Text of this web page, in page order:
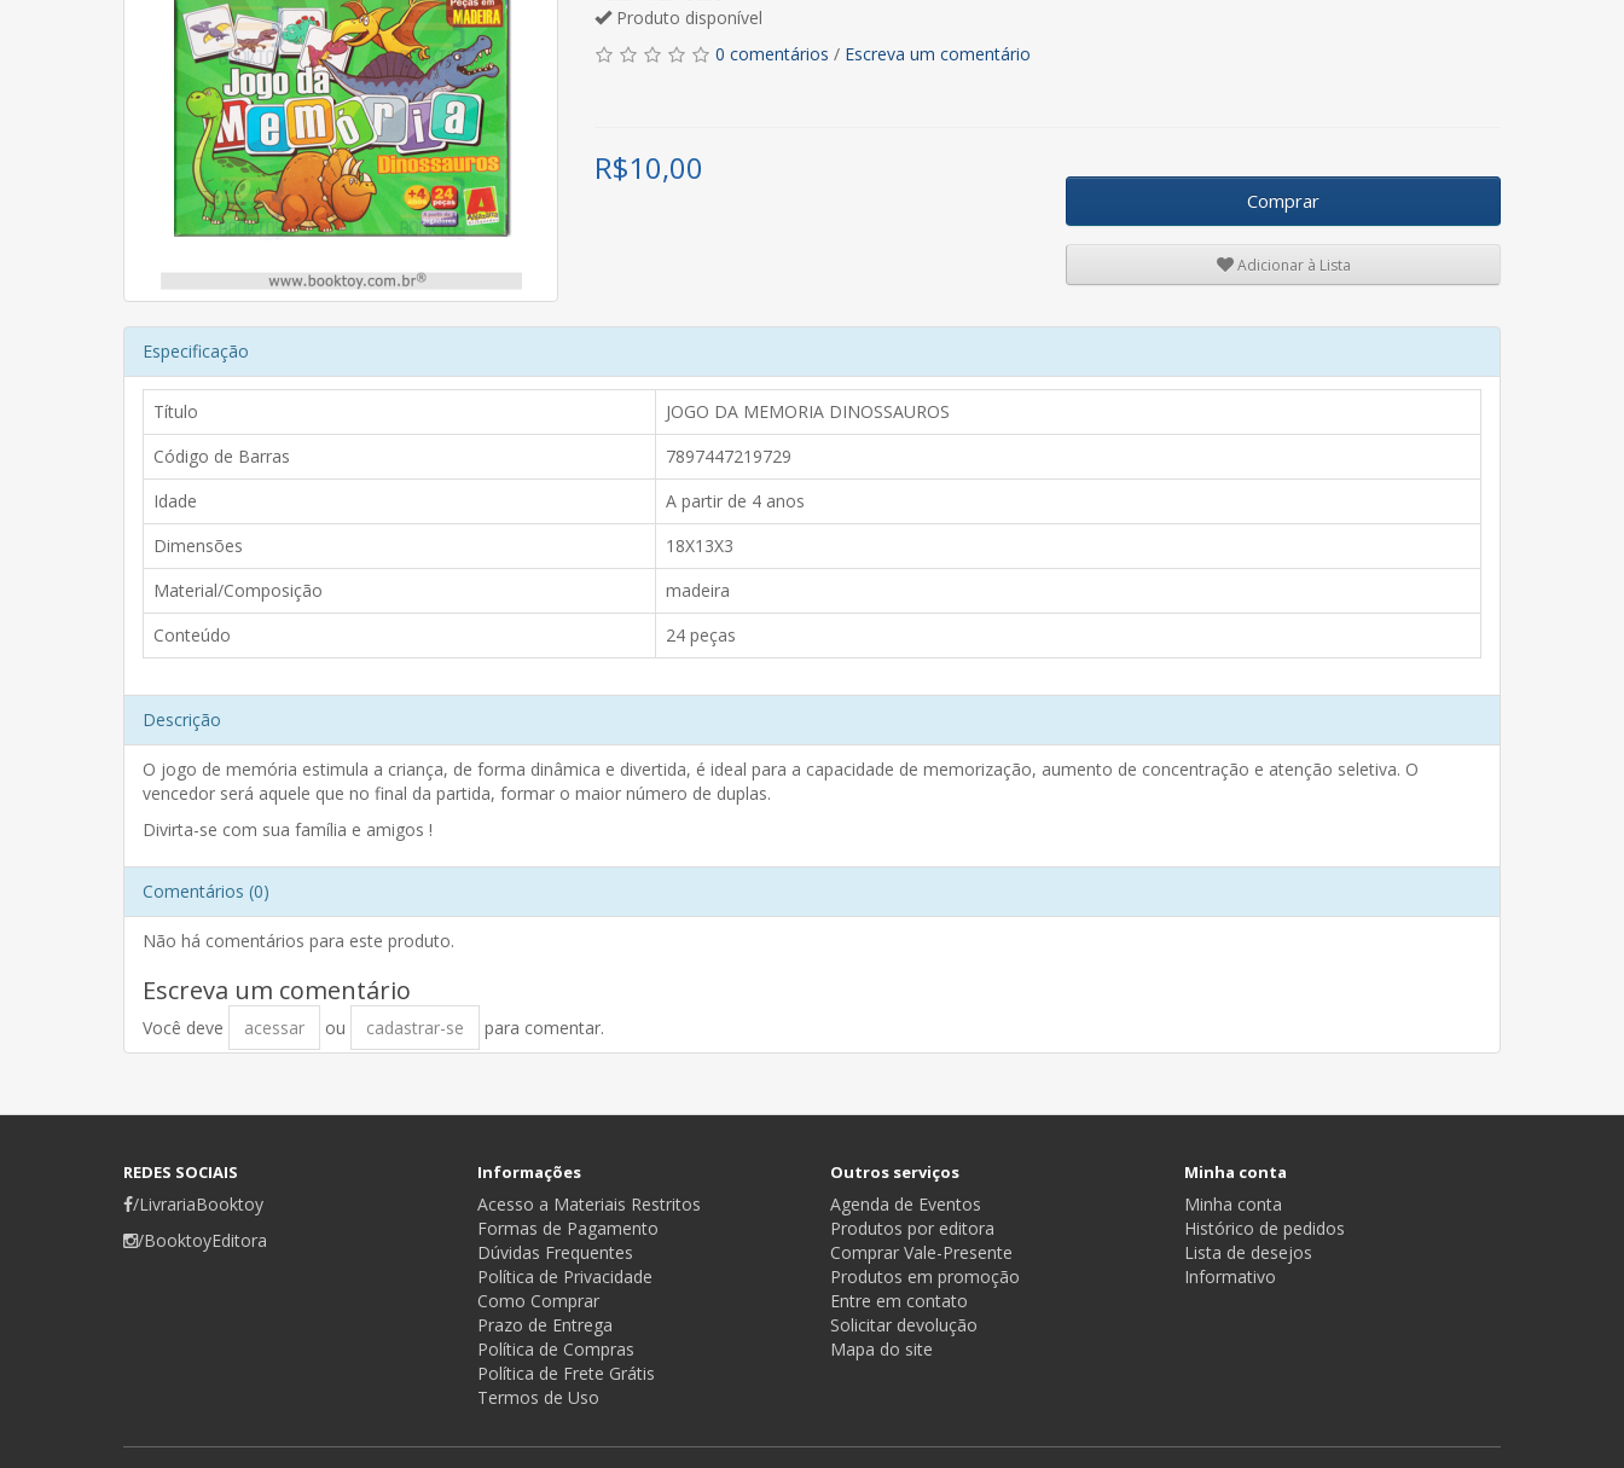
Produto disponível
0 comentários / Escreva um comentário
R$10,00
Comprar
Adicionar à Lista
Especificação
Título
JOGO DA MEMORIA DINOSSAUROS
Código de Barras
7897447219729
Idade
A partir de 4 anos
Dimensões
18X13X3
Material/Composição
madeira
Conteúdo
24 peças
Descrição
O jogo de memória estimula a criança, de forma dinâmica e divertida, é ideal para a capacidade de memorização, aumento de concentração e atenção seletiva. O
vencedor será aquele que no final da partida, formar o maior número de duplas.
Divirta-se com sua família e amigos !
Comentários (0)
Não há comentários para este produto.
Escreva um comentário
Você deve acessar ou cadastrar-se para comentar.
REDES SOCIAIS
/LivrariaBooktoy
/BooktoyEditora
Informações
Acesso a Materiais Restritos
Formas de Pagamento
Dúvidas Frequentes
Política de Privacidade
Como Comprar
Prazo de Entrega
Política de Compras
Política de Frete Grátis
Termos de Uso
Outros serviços
Agenda de Eventos
Produtos por editora
Comprar Vale-Presente
Produtos em promoção
Entre em contato
Solicitar devolução
Mapa do site
Minha conta
Minha conta
Histórico de pedidos
Lista de desejos
Informativo